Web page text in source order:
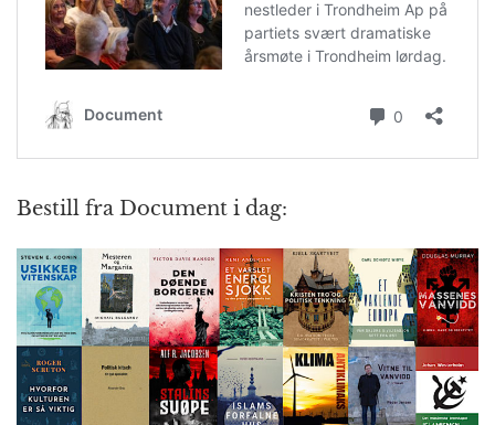
Bestill fra Document i dag: